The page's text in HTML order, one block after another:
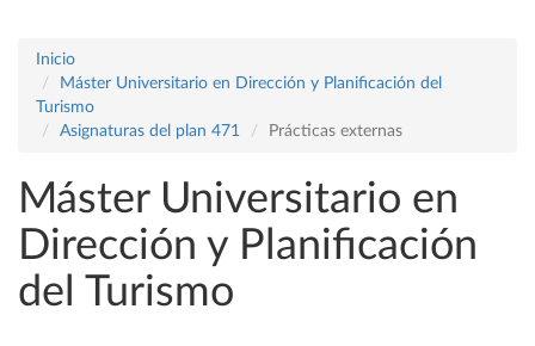
Inicio
Máster Universitario en Dirección y Planificación del
Turismo
Asignaturas del plan 471
Prácticas externas
Máster Universitario en
Dirección y Planificación
del Turismo